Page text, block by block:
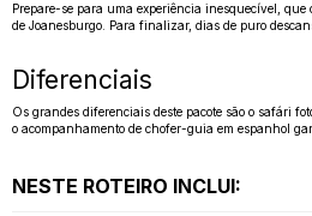
Prepare-se para uma experiência inesquecível,
de Joanesburgo. Para finalizar, dias de puro
Diferenciais
Os grandes diferenciais deste pacote são o safári
o acompanhamento de chofer-guia em espanhol
NESTE ROTEIRO INCLUI: